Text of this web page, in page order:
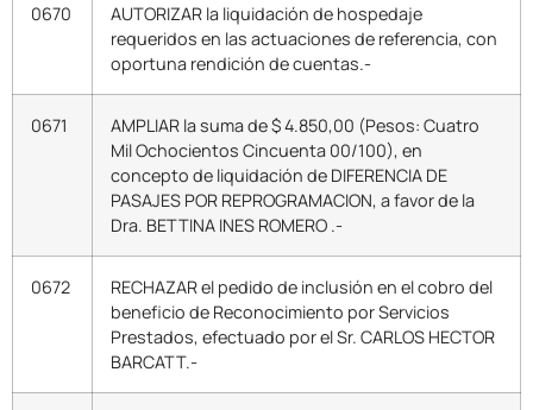
0670
AUTORIZAR la liquidación de hospedaje
requeridos en las actuaciones de referencia, con
oportuna rendición de cuentas.-
0671
AMPLIAR la suma de $ 4.850,00 (Pesos: Cuatro
Mil Ochocientos Cincuenta 00/100), en
concepto de liquidación de DIFERENCIA DE
PASAJES POR REPROGRAMACION, a favor de la
Dra. BETTINA INES ROMERO .-
0672
RECHAZAR el pedido de inclusión en el cobro del
beneficio de Reconocimiento por Servicios
Prestados, efectuado por el Sr. CARLOS HECTOR
BARCATT.-